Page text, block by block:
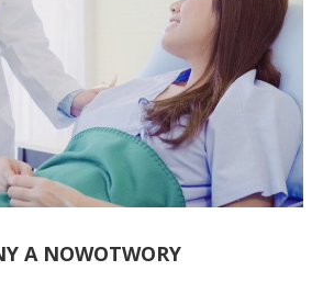
A NOWOTWORY